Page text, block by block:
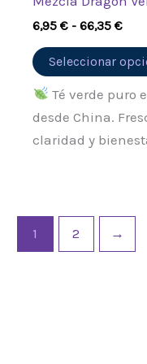
6,95€ - 66,35€
Seleccionar
Té verde puro
desde China.
claridad y
1 2 →